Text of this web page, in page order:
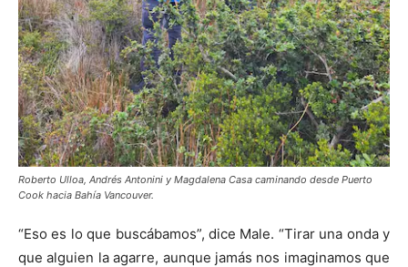
Roberto Ulloa, Andrés Antonini y Magdalena Casa caminando desde Puerto
Cook hacia Bahía Vancouver.
“Eso es lo que buscábamos”, dice Male. “Tirar una onda y
que alguien la agarre, aunque jamás nos imaginamos que